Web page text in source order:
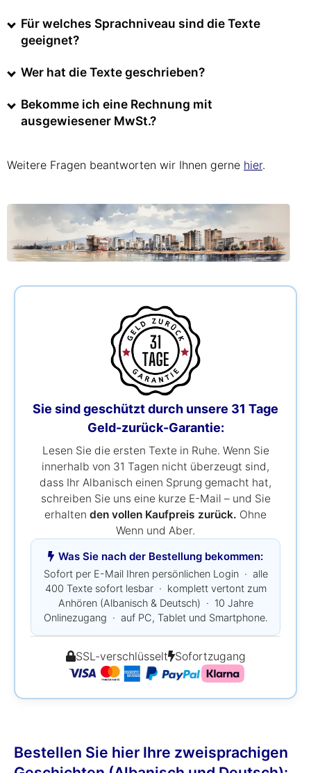
Für welches Sprachniveau sind die Texte
geeignet?
Wer hat die Texte geschrieben?
Bekomme ich eine Rechnung mit
ausgewiesener MwSt.?
Weitere Fragen beantworten wir Ihnen gerne hier.
Sie sind geschützt durch unsere 31 Tage
Geld-zurück-Garantie:
Lesen Sie die ersten Texte in Ruhe. Wenn Sie
innerhalb von 31 Tagen nicht überzeugt sind,
dass Ihr Albanisch einen Sprung gemacht hat,
schreiben Sie uns eine kurze E-Mail – und Sie
erhalten den vollen Kaufpreis zurück. Ohne
Wenn und Aber.
Was Sie nach der Bestellung bekommen:
Sofort per E-Mail Ihren persönlichen Login · alle
400 Texte sofort lesbar · komplett vertont zum
Anhören (Albanisch & Deutsch) · 10 Jahre
Onlinezugang · auf PC, Tablet und Smartphone.
SSL-verschlüsselt Sofortzugang
Bestellen Sie hier Ihre zweisprachigen